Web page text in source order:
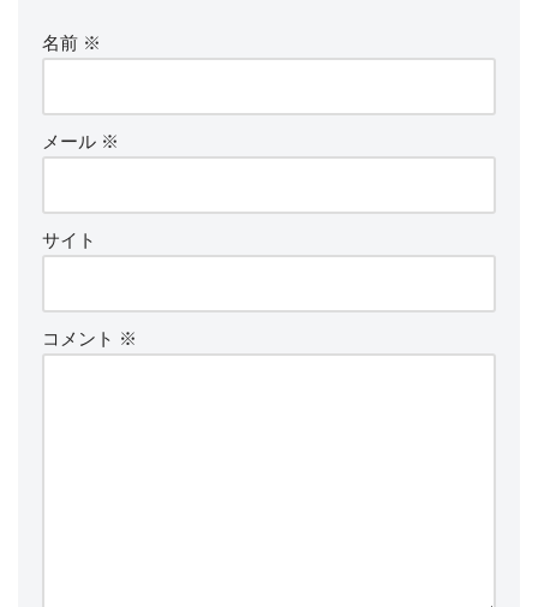
名前 ※
メール ※
サイト
コメント ※